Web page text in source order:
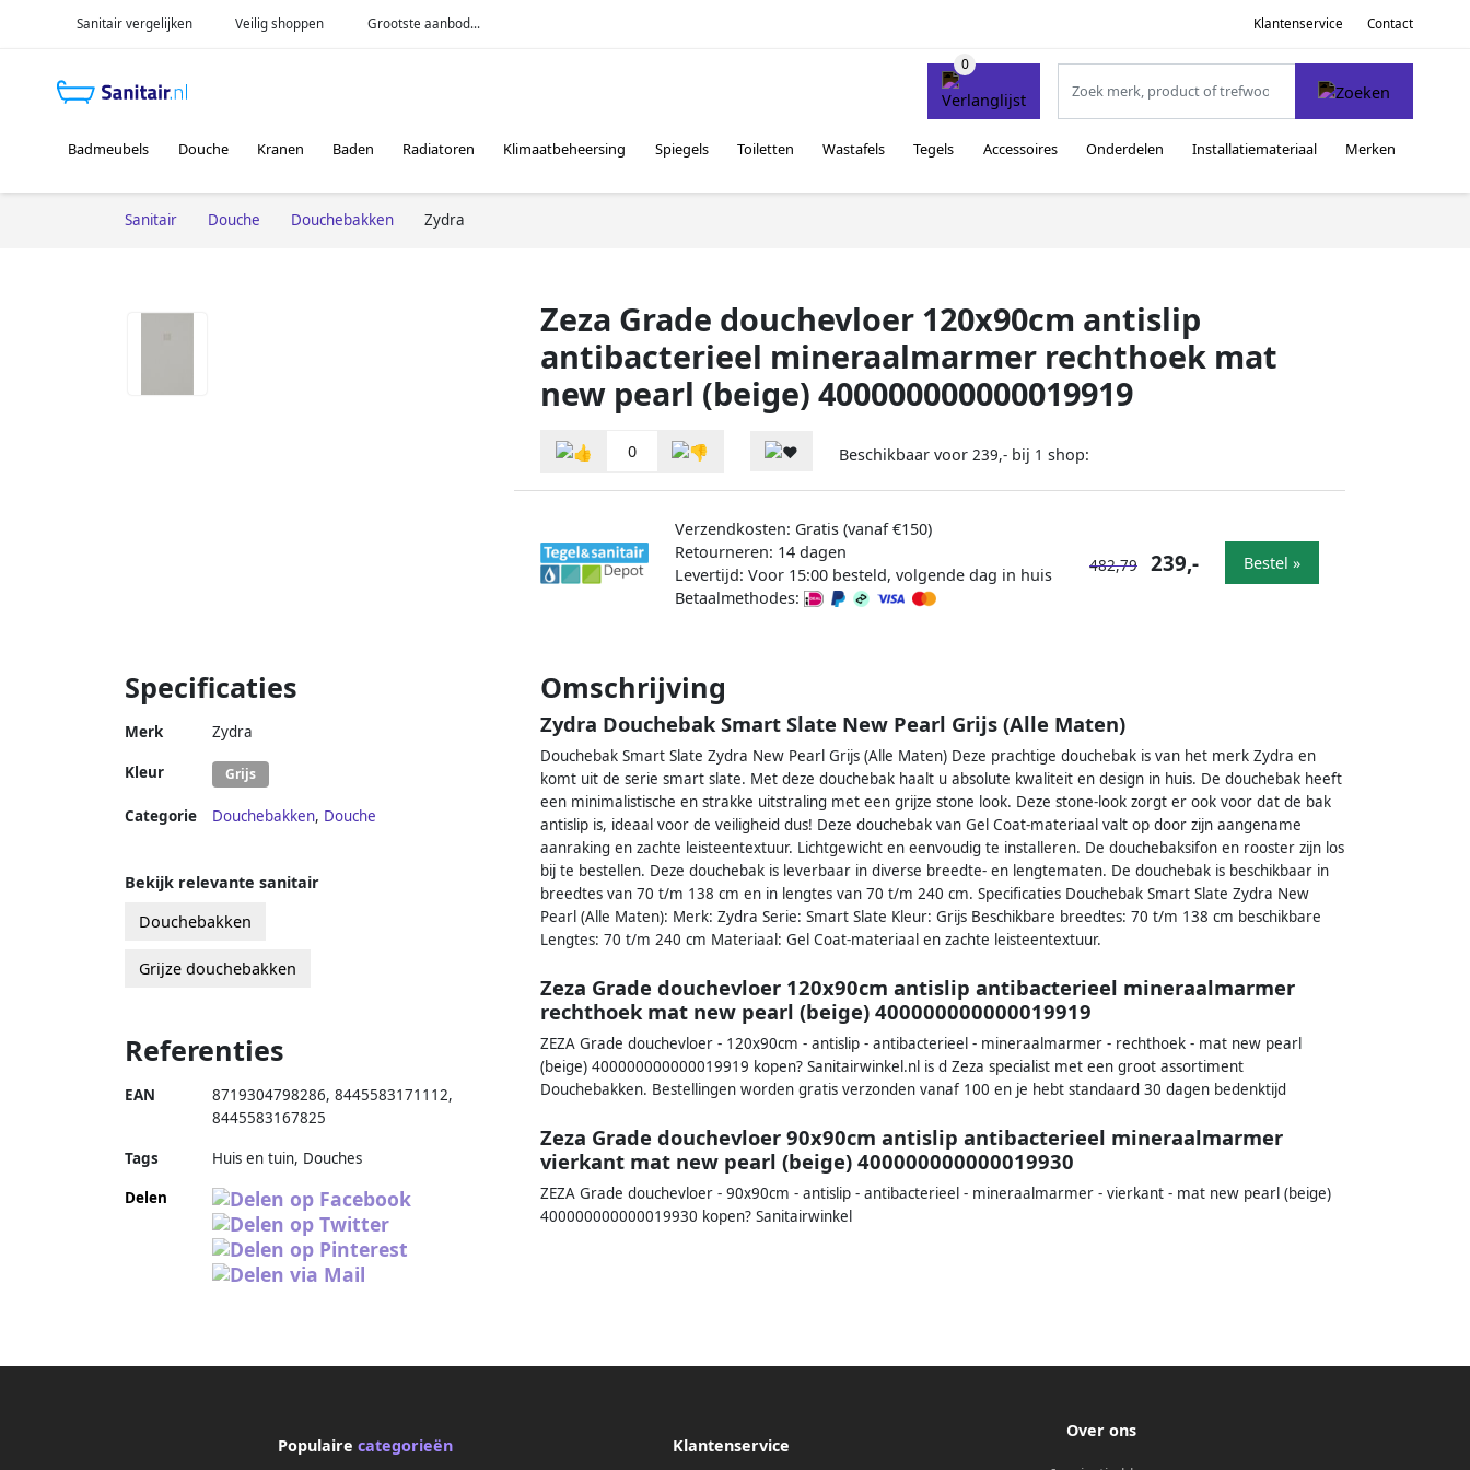
Sanitair vergelijken Veilig shoppen Grootste aanbod... Klantenservice Contact
Badmeubels Douche Kranen Baden Radiatoren Klimaatbeheersing Spiegels Toiletten Wastafels Tegels Accessoires Onderdelen Installatiemateriaal Merken
Sanitair Douche Douchebakken Zydra
Zeza Grade douchevloer 120x90cm antislip
antibacterieel mineraalmarmer rechthoek mat
new pearl (beige) 400000000000019919
0 Beschikbaar voor 239,- bij 1 shop:
Verzendkosten: Gratis (vanaf €150)
Retourneren: 14 dagen
Levertijd: Voor 15:00 besteld, volgende dag in huis
Betaalmethodes:
482,79 239,- Bestel »
Specificaties
Merk Zydra
Kleur Grijs
Categorie Douchebakken, Douche
Omschrijving
Zydra Douchebak Smart Slate New Pearl Grijs (Alle Maten)
Douchebak Smart Slate Zydra New Pearl Grijs (Alle Maten) Deze prachtige douchebak is van het merk Zydra en
komt uit de serie smart slate. Met deze douchebak haalt u absolute kwaliteit en design in huis. De douchebak heeft
een minimalistische en strakke uitstraling met een grijze stone look. Deze stone-look zorgt er ook voor dat de bak
antislip is, ideaal voor de veiligheid dus! Deze douchebak van Gel Coat-materiaal valt op door zijn aangename
aanraking en zachte leisteentextuur. Lichtgewicht en eenvoudig te installeren. De douchebaksifon en rooster zijn los
bij te bestellen. Deze douchebak is leverbaar in diverse breedte- en lengtematen. De douchebak is beschikbaar in
breedtes van 70 t/m 138 cm en in lengtes van 70 t/m 240 cm. Specificaties Douchebak Smart Slate Zydra New
Pearl (Alle Maten): Merk: Zydra Serie: Smart Slate Kleur: Grijs Beschikbare breedtes: 70 t/m 138 cm beschikbare
Lengtes: 70 t/m 240 cm Materiaal: Gel Coat-materiaal en zachte leisteentextuur.
Zeza Grade douchevloer 120x90cm antislip antibacterieel mineraalmarmer
rechthoek mat new pearl (beige) 400000000000019919
ZEZA Grade douchevloer - 120x90cm - antislip - antibacterieel - mineraalmarmer - rechthoek - mat new pearl
(beige) 400000000000019919 kopen? Sanitairwinkel.nl is d Zeza specialist met een groot assortiment
Douchebakken. Bestellingen worden gratis verzonden vanaf 100 en je hebt standaard 30 dagen bedenktijd
Zeza Grade douchevloer 90x90cm antislip antibacterieel mineraalmarmer
vierkant mat new pearl (beige) 400000000000019930
ZEZA Grade douchevloer - 90x90cm - antislip - antibacterieel - mineraalmarmer - vierkant - mat new pearl (beige)
400000000000019930 kopen? Sanitairwinkel
Bekijk relevante sanitair
Douchebakken
Grijze douchebakken
Referenties
EAN 8719304798286, 8445583171112,
8445583167825
Tags
Huis en tuin, Douches
Delen
Populaire categorieën Klantenservice
Over ons